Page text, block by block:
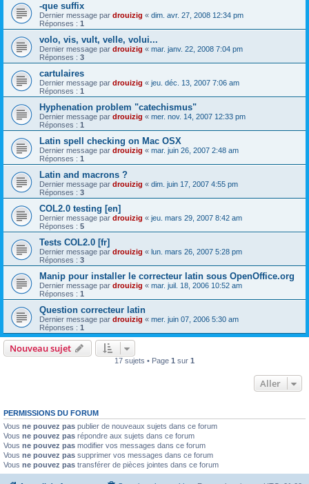
-que suffix
Dernier message par drouizig « dim. avr. 27, 2008 12:34 pm
Réponses : 1
volo, vis, vult, velle, volui...
Dernier message par drouizig « mar. janv. 22, 2008 7:04 pm
Réponses : 3
cartulaires
Dernier message par drouizig « jeu. déc. 13, 2007 7:06 am
Réponses : 1
Hyphenation problem "catechismus"
Dernier message par drouizig « mer. nov. 14, 2007 12:33 pm
Réponses : 1
Latin spell checking on Mac OSX
Dernier message par drouizig « mar. juin 26, 2007 2:48 am
Réponses : 1
Latin and macrons ?
Dernier message par drouizig « dim. juin 17, 2007 4:55 pm
Réponses : 3
COL2.0 testing [en]
Dernier message par drouizig « jeu. mars 29, 2007 8:42 am
Réponses : 5
Tests COL2.0 [fr]
Dernier message par drouizig « lun. mars 26, 2007 5:28 pm
Réponses : 3
Manip pour installer le correcteur latin sous OpenOffice.org
Dernier message par drouizig « mar. juil. 18, 2006 10:52 am
Réponses : 1
Question correcteur latin
Dernier message par drouizig « mer. juin 07, 2006 5:30 am
Réponses : 1
Nouveau sujet
17 sujets • Page 1 sur 1
Aller
PERMISSIONS DU FORUM
Vous ne pouvez pas publier de nouveaux sujets dans ce forum
Vous ne pouvez pas répondre aux sujets dans ce forum
Vous ne pouvez pas modifier vos messages dans ce forum
Vous ne pouvez pas supprimer vos messages dans ce forum
Vous ne pouvez pas transférer de pièces jointes dans ce forum